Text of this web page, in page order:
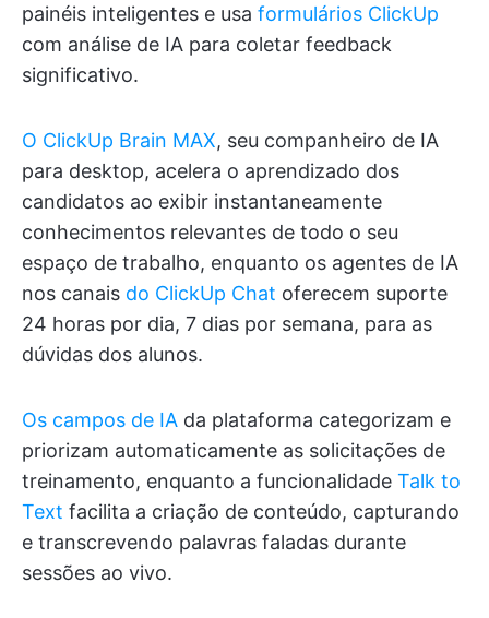
painéis inteligentes e usa formulários ClickUp
com análise de IA para coletar feedback
significativo.
O ClickUp Brain MAX, seu companheiro de IA
para desktop, acelera o aprendizado dos
candidatos ao exibir instantaneamente
conhecimentos relevantes de todo o seu
espaço de trabalho, enquanto os agentes de IA
nos canais do ClickUp Chat oferecem suporte
24 horas por dia, 7 dias por semana, para as
dúvidas dos alunos.
Os campos de IA da plataforma categorizam e
priorizam automaticamente as solicitações de
treinamento, enquanto a funcionalidade Talk to
Text facilita a criação de conteúdo, capturando
e transcrevendo palavras faladas durante
sessões ao vivo.